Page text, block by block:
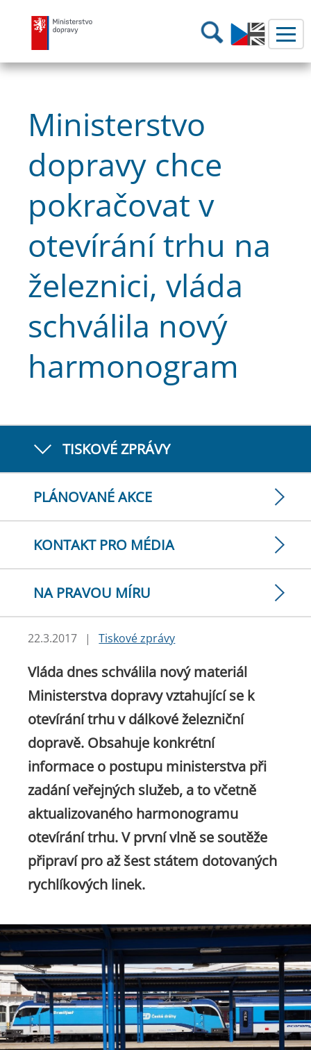
Ministerstvo dopravy Hledání
Ministerstvo
dopravy chce
pokračovat v
otevírání trhu na
železnici, vláda
schválila nový
harmonogram
TISKOVÉ ZPRÁVY
PLÁNOVANÉ AKCE
KONTAKT PRO MÉDIA
NA PRAVOU MÍRU
22.3.2017 | Tiskové zprávy
Vláda dnes schválila nový materiál
Ministerstva dopravy vztahující se k
otevírání trhu v dálkové železniční
dopravě. Obsahuje konkrétní
informace o postupu ministerstva při
zadání veřejných služeb, a to včetně
aktualizovaného harmonogramu
otevírání trhu. V první vlně se soutěže
připraví pro až šest státem dotovaných
rychlíkových linek.